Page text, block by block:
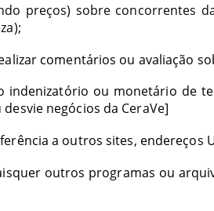
preços) sobre concorrentes
comentários ou avaliação
indenizatório ou monetário de
negócios da CeraVe]
a outros sites,
outros programas ou